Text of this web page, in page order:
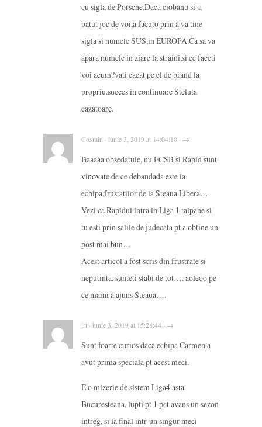
cu sigla de Porsche.Daca ciobanu si-a
batut joc de voi,a facuto prin a va tine
sigla si numele SUS,in EUROPA.Ca sa va
apara numele in ziare la straini,si ce faceti
voi acum?vati cacat pe el de brand la
propriu.succes in continuare Steluta
cazatoare.
Cosmin · iunie 3, 2019 at 14:04:10 · →
Baaaaa obsedatule, nu FCSB si Rapid sunt
vinovate de ce debandada este la
echipa,frustatilor de la Steaua Libera….
Vezi ca Rapidul intra in Liga 1 talpane si
tu esti prin salile de judecata pt a obtine un
post mai bun…
Acest articol a fost scris din frustrate si
neputinta, sunteti slabi de tot…. aoleoo pe
ce maini a ajuns Steaua….
iri · iunie 3, 2019 at 15:28:44 · →
Sunt foarte curios daca echipa Carmen a
avut prima speciala pt acest meci.
E o mizerie de sistem Liga4 asta
Bucuresteana, lupti pt 1 pct avans un sezon
intreg, si la final intr-un singur meci